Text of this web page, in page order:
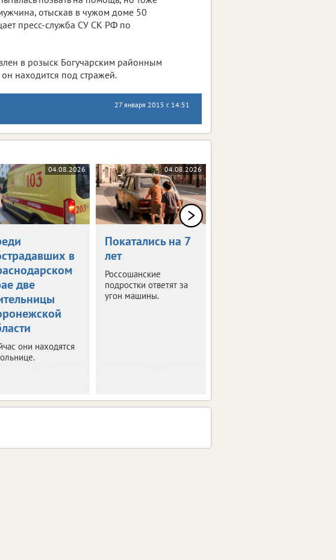
отыскав в чужом доме 50
пресс-служба СУ СК РФ по
в розыск Богучарским районным
находится под стражей.
27 января 2015 г. 14:51
04.08.2026
в
две
они находятся
04.08.2026
Покатались на 7
лет
Россошанские
подростки ответят за
угон машины.